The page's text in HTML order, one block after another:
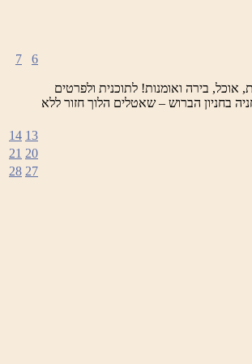
אוכל, בירה ואומנות! לתוכנית ולפרטים
בחניון הברוש – שאטלים הלוך חזור ללא
6
7
13
14
20
21
27
28